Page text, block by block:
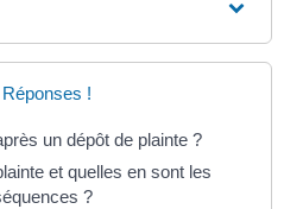
!
un dépôt de plainte ?
et quelles en sont les
?